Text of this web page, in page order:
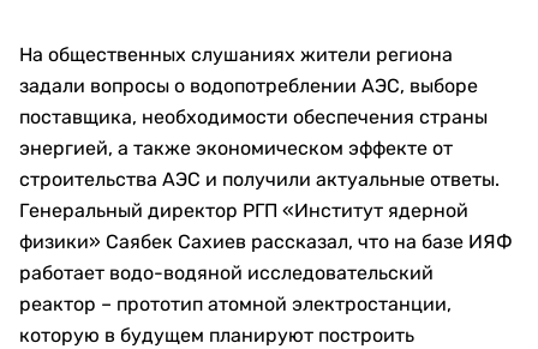
На общественных слушаниях жители региона
задали вопросы о водопотреблении АЭС, выборе
поставщика, необходимости обеспечения страны
энергией, а также экономическом эффекте от
строительства АЭС и получили актуальные ответы.
Генеральный директор РГП «Институт ядерной
физики» Саябек Сахиев рассказал, что на базе ИЯФ
работает водо-водяной исследовательский
реактор – прототип атомной электростанции,
которую в будущем планируют построить